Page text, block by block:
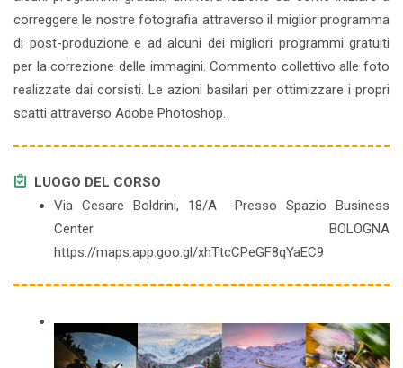
correggere le nostre fotografia attraverso il miglior programma
di post-produzione e ad alcuni dei migliori programmi gratuiti
per la correzione delle immagini. Commento collettivo alle foto
realizzate dai corsisti. Le azioni basilari per ottimizzare i propri
scatti attraverso Adobe Photoshop.
LUOGO DEL CORSO
Via Cesare Boldrini, 18/A Presso Spazio Business
Center BOLOGNA
https://maps.app.goo.gl/xhTtcCPeGF8qYaEC9